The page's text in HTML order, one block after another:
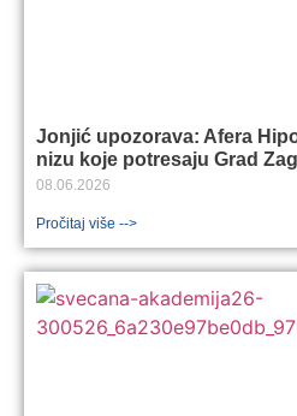
Jonjić upozorava: Afera
nizu koje potresaju Grad
08.06.2026
Pročitaj više -->